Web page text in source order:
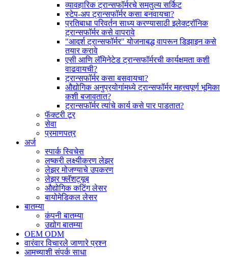
व्यावहारिक ट्रान्सफॉर्मरचे समतुल्य सर्किट
स्टेप-अप ट्रान्सफॉर्मर कसा बनवायचा?
प्रतिबाधा परिवर्तन साध्य करण्यासाठी इलेक्ट्रॉनिक
ट्रान्सफॉर्मर कसे वापरावे
"आदर्श ट्रान्सफॉर्मर" योजनाबद्ध वापरून डिझाइन कसे
तयार करावे
एसी आणि लॅमिनेटेड ट्रान्सफॉर्मरची कार्यक्षमता कशी
वाढवायची?
ट्रान्सफॉर्मर कसा बसवायचा?
औद्योगिक अनुप्रयोगांमध्ये ट्रान्सफॉर्मर महत्त्वपूर्ण भूमिका
कशी बजावतात?
ट्रान्सफॉर्मर त्यांचे कार्य कसे पार पाडतात?
फॅक्टरी टूर
सेवा
प्रमाणपत्र
अर्ज
स्पार्क स्विचेस
लष्करी लक्ष्यीकरण लेझर
लेझर मोजण्याचे उपकरण
लेझर फ्लॅशट्यूब
औद्योगिक कटिंग लेसर
बायोमेडिकल लेसर
बातम्या
कंपनी बातम्या
उद्योग बातम्या
OEM ODM
वारंवार विचारले जाणारे प्रश्न
आमच्याशी संपर्क साधा